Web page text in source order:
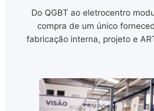
Do QGBT ao eletrocentro
compra de um único
fabricação interna, projeto e